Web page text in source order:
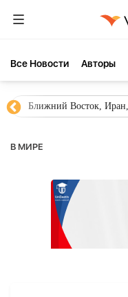
Все Новости Aвторы
Ближний Восток,
В МИРЕ